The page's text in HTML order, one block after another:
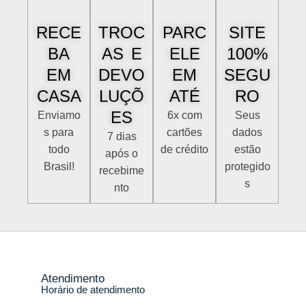
RECE
BA
EM
CASA
Enviamo
s para
todo
Brasil!
TROC
AS E
DEVO
LUÇÕ
ES
7 dias
após o
recebime
nto
PARC
ELE
EM
ATÉ
6x com
cartões
de crédito
SITE
100%
SEGU
RO
Seus
dados
estão
protegido
s
Atendimento
Horário de atendimento